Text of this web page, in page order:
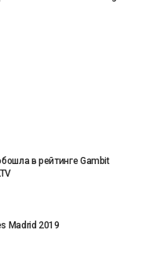
в рейтинге Gambit
Madrid 2019